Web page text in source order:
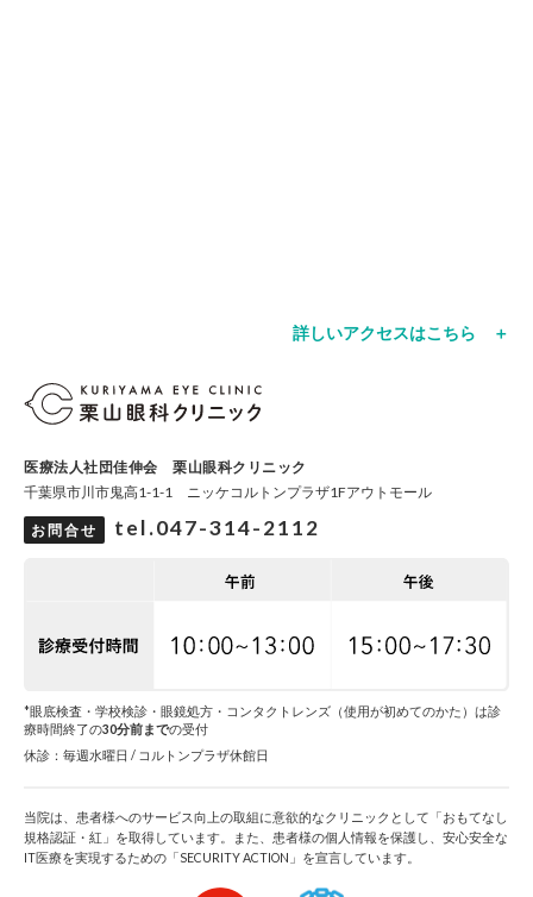
医療法人社団佳伸会 栗山眼科クリニック
千葉県市川市鬼高1-1-1 ニッケコルトンプラザ1Fアウトモール
お問合せ tel.047-314-2112
*眼底検査・学校検診・眼鏡処方・コンタクトレンズ（使用が初めてのかた）は診
療時間終了の30分前までの受付
休診：毎週水曜日 / コルトンプラザ休館日
当院は、患者様へのサービス向上の取組に意欲的なクリニックとして「おもてなし
規格認証・紅」を取得しています。また、患者様の個人情報を保護し、安心安全な
IT医療を実現するための「SECURITY ACTION」を宣言しています。
詳しいアクセスはこちら ＋